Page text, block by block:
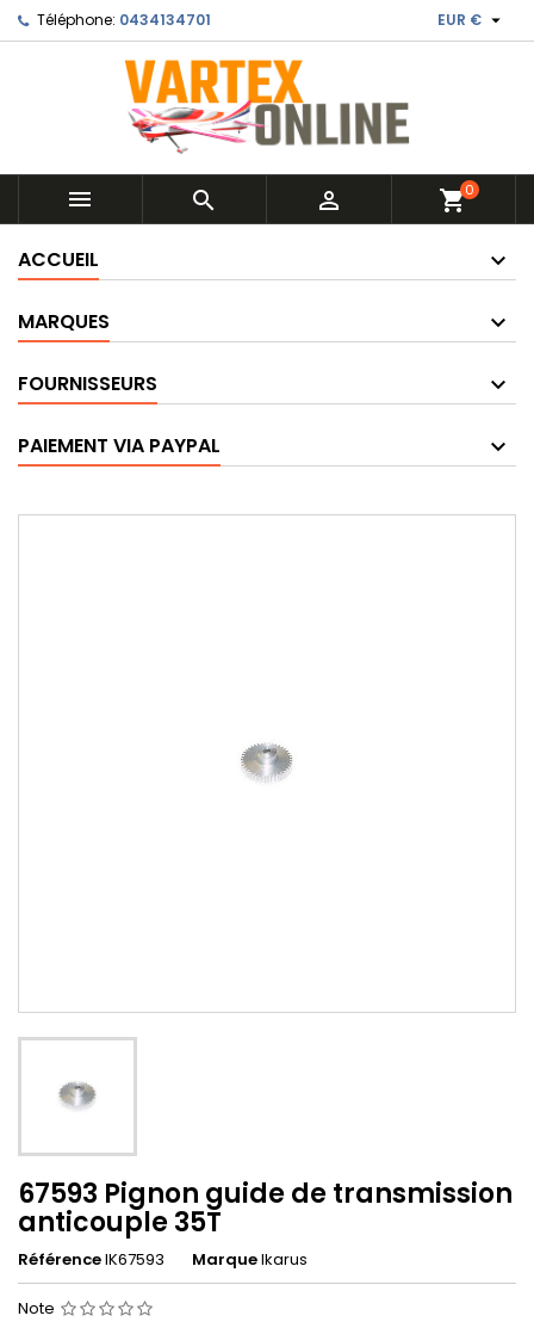
Téléphone: 0434134701 EUR € 
   shopping_cart0
ACCUEIL
MARQUES
FOURNISSEURS
PAIEMENT VIA PAYPAL
67593 Pignon guide de transmission
anticouple 35T
RéférenceIK67593 MarqueIkarus
Note